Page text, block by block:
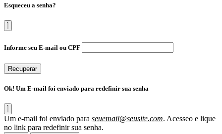
Esqueceu a senha?
Informe seu E-mail ou CPF
Recuperar
Ok! Um E-mail foi enviado para redefinir sua senha
Um e-mail foi enviado para seuemail@seusite.com. Acesseo e lique
no link para redefinir sua senha.